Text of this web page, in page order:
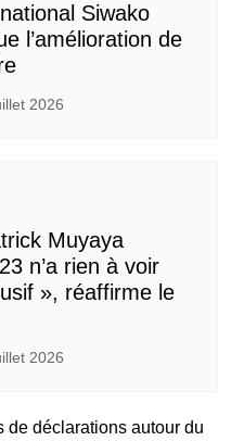
Siwako
l’amélioration de
2026
Muyaya
n’a rien à voir
», réaffirme le
2026